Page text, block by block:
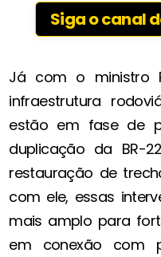
Siga o canal
Já com o ministro
infraestrutura
estão em fase de
duplicação da BR-
restauração de
com ele, essas
mais amplo para
em conexão com